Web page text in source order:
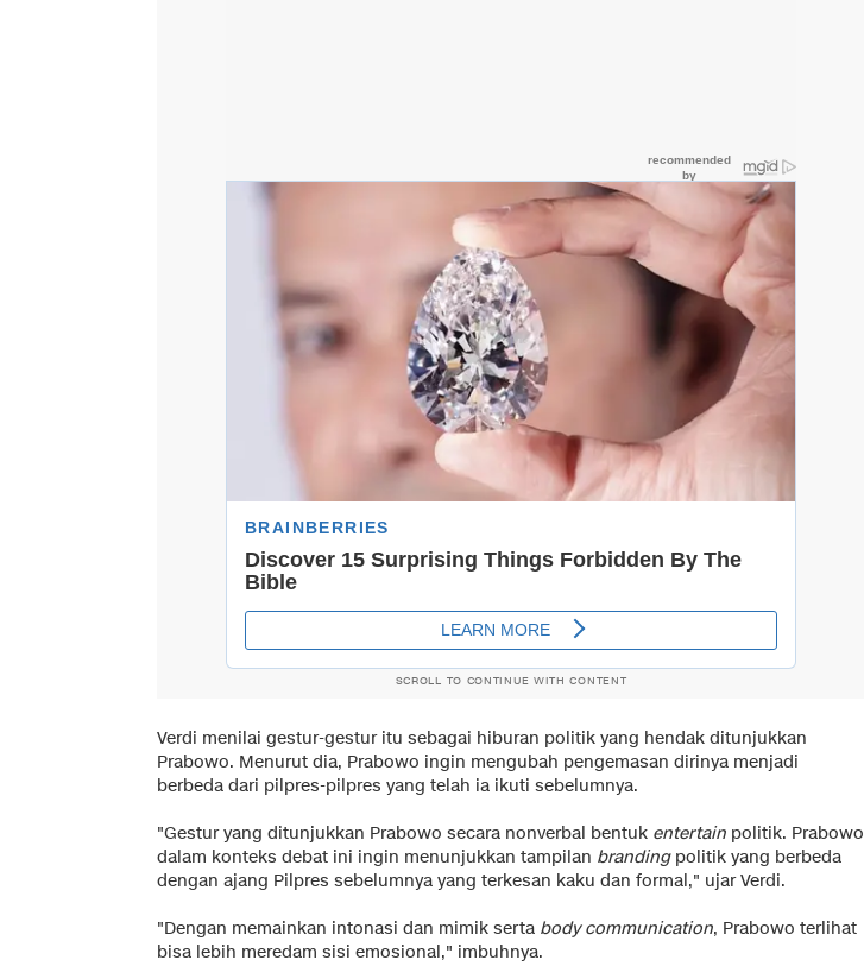
SCROLL TO CONTINUE WITH CONTENT
Verdi menilai gestur-gestur itu sebagai hiburan politik yang hendak ditunjukkan
Prabowo. Menurut dia, Prabowo ingin mengubah pengemasan dirinya menjadi
berbeda dari pilpres-pilpres yang telah ia ikuti sebelumnya.
"Gestur yang ditunjukkan Prabowo secara nonverbal bentuk entertain politik. Prabowo
dalam konteks debat ini ingin menunjukkan tampilan brandingpolitik yang berbeda
dengan ajang Pilpres sebelumnya yang terkesan kaku dan formal," ujar Verdi.
"Dengan memainkan intonasi dan mimik serta body communication, Prabowo terlihat
bisa lebih meredam sisi emosional," imbuhnya.